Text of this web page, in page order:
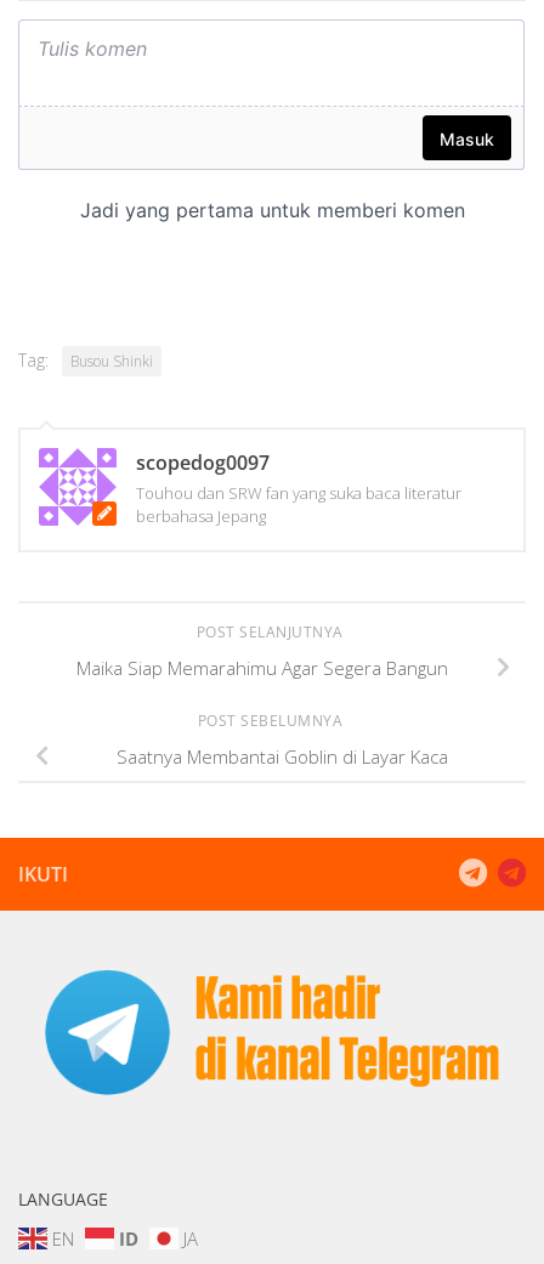
Tag: Busou Shinki
scopedog0097
Touhou dan SRW fan yang suka baca literatur
berbahasa Jepang
POST SELANJUTNYA
Maika Siap Memarahimu Agar Segera Bangun
POST SEBELUMNYA
Saatnya Membantai Goblin di Layar Kaca
IKUTI
LANGUAGE
EN ID JA